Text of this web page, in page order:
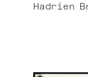
Hadrien